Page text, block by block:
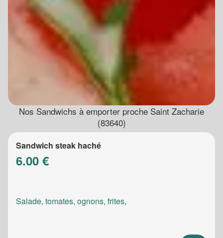
Nos Sandwichs à emporter proche Saint Zacharie
(83640)
Sandwich steak haché
6.00 €
Salade, tomates, ognons, frites,